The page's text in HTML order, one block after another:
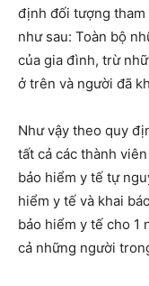
định đối tượng
như sau: Toàn bộ
của gia đình, trừ
ở trên và người đã
Như vậy theo quy
tất cả các thành
bảo hiểm y tế tự
hiểm y tế và khai
bảo hiểm y tế cho 1
cả những người